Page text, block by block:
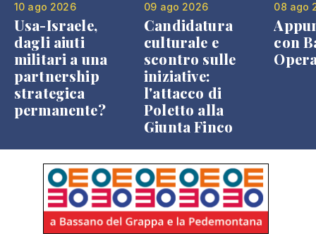
10 ago 2026
Usa-Israele,
dagli aiuti
militari a una
partnership
strategica
permanente?
09 ago 2026
Candidatura
culturale e
scontro sulle
iniziative:
l'attacco di
Poletto alla
Giunta Finco
08 ago
con